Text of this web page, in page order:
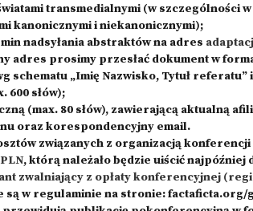
transmedialnymi (w szczególności
kanonicznymi i niekanonicznymi);
nadsyłania abstraktów na adres
adres prosimy przesłać dokument w
schematu „Imię Nazwisko, Tytuł referatu”
600 słów);
(max. 80 słów), zawierającą aktualną
oraz korespondencyjny email.
związanych z organizacją
, którą należało będzie uiścić najpóźniej
zwalniający z opłatykonferencyjnej (
są w regulaminie na stronie: factaficta.org/